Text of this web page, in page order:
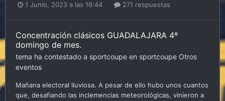
1 Junio, 2023 a las 16:44 271 respuestas
Concentración clásicos GUADALAJARA 4º
domingo de mes.
tema ha contestado a sportcoupe en sportcoupe Otros
eventos
Mañana electoral lluviosa. A pesar de ello hubo unos cuantos
que, desafiando las inclemencias meteorológicas, vinieron a